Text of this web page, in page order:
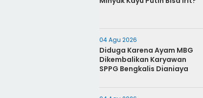
04 Agu 2026
Diduga Karena Ayam MBG
Dikembalikan Karyawan
SPPG Bengkalis Dianiaya